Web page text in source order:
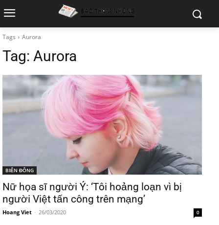
Tags Aurora
Tag: Aurora
BIỂN ĐÔNG
Nữ họa sĩ người Ý: ‘Tôi hoảng loạn vì bị
người Việt tấn công trên mạng’
Hoang Viet - 26/03/2020 0